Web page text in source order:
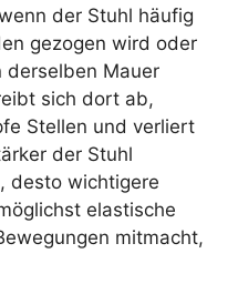
der Stuhl häufig
gezogen wird oder
derselben Mauer
sich dort ab,
Stellen und verliert
der Stuhl
desto wichtigere
elastische
mitmacht,